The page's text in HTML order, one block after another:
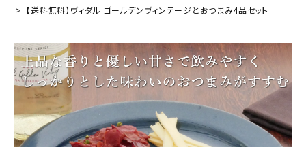
商品カテゴリー
お酒別オススメ
価格別
【送料無料】ヴィダル ゴールデンヴィンテージとおつまみ4品セット